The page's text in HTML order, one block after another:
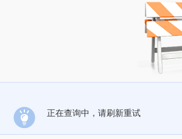
正在查询中，请刷新重试